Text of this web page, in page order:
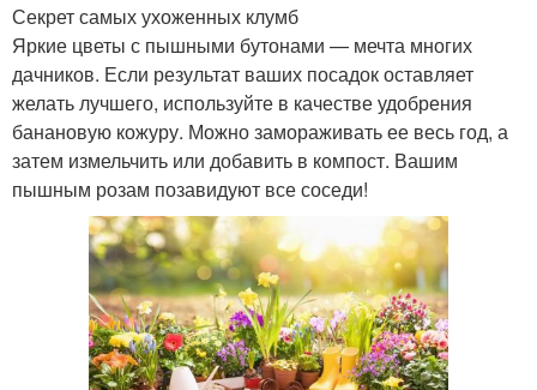
Секрет самых ухоженных клумб
Яркие цветы с пышными бутонами — мечта многих
дачников. Если результат ваших посадок оставляет
желать лучшего, используйте в качестве удобрения
банановую кожуру. Можно замораживать ее весь год, а
затем измельчить или добавить в компост. Вашим
пышным розам позавидуют все соседи!